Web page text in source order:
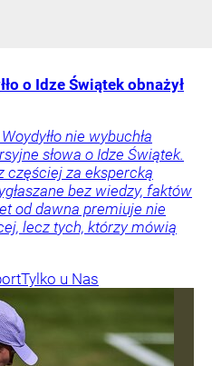
o Idze Świątek obnażył
nie wybuchła
słowa o Idze Świątek.
częściej za ekspercką
bez wiedzy, faktów
od dawna premiuje nie
lecz tych, którzy mówią
Tylko u Nas